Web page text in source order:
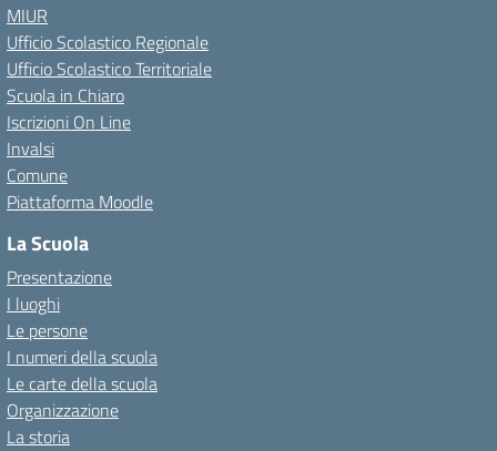
MIUR
Ufficio Scolastico Regionale
Ufficio Scolastico Territoriale
Scuola in Chiaro
Iscrizioni On Line
Invalsi
Comune
Piattaforma Moodle
La Scuola
Presentazione
I luoghi
Le persone
I numeri della scuola
Le carte della scuola
Organizzazione
La storia